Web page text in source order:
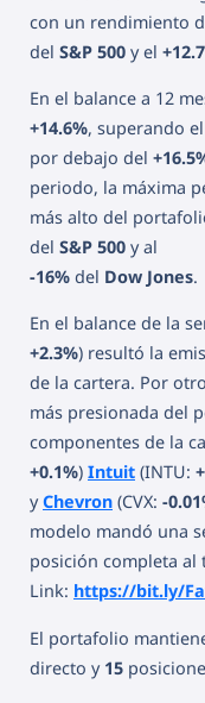
con un rendimiento
del S&P 500 y el
En el balance a 12
+14.6%, superando el
por debajo del
periodo, la máxima
más alto del
del S&P 500 y al
-16% del Dow Jones.
En el balance de la
+2.3%) resultó la
de la cartera. Por
más presionada del
componentes de la
+0.1%) Intuit (INTU:
yChevron (CVX: -
modelo mandó una
posición completa al
Link: https://bit.ly/
El portafolio
directo y 15